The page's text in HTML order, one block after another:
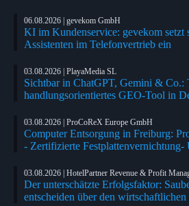
06.08.2026 | gevekom GmbH
KI im Kundenservice: gevekom setzt
Assistenten im Telefonvertrieb ein
03.08.2026 | PlayaMedia SL
Sichtbar in ChatGPT, Gemini & Co.:
handlungsorientiertes GEO-Tool in
03.08.2026 | ProCoReX Europe GmbH
Computer Entsorgung in Freiburg:
- Zertifizierte Festplattenvernichtung-
03.08.2026 | HotelPartner Revenue & Profit
Der unterschätzte Erfolgsfaktor:
entscheiden über den